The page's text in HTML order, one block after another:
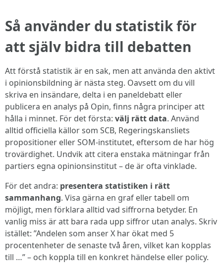
Så använder du statistik för
att själv bidra till debatten
Att förstå statistik är en sak, men att använda den aktivt
i opinionsbildning är nästa steg. Oavsett om du vill
skriva en insändare, delta i en paneldebatt eller
publicera en analys på Opin, finns några principer att
hålla i minnet. För det första: välj rätt data. Använd
alltid officiella källor som SCB, Regeringskansliets
propositioner eller SOM-institutet, eftersom de har hög
trovärdighet. Undvik att citera enstaka mätningar från
partiers egna opinionsinstitut – de är ofta vinklade.
För det andra: presentera statistiken i rätt
sammanhang. Visa gärna en graf eller tabell om
möjligt, men förklara alltid vad siffrorna betyder. En
vanlig miss är att bara rada upp siffror utan analys. Skriv
istället: ”Andelen som anser X har ökat med 5
procentenheter de senaste två åren, vilket kan kopplas
till …” – och koppla till en konkret händelse eller policy.